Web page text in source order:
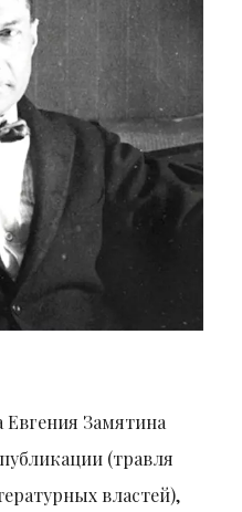
Евгения Замятина
(травля
властей),